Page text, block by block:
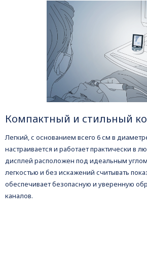
Компактный и стильный
Легкий, с основанием всего 6 см в
настраивается и работает практически в
дисплей расположен под идеальным
легкостью и без искажений считывать
обеспечивает безопасную и уверенную
каналов.